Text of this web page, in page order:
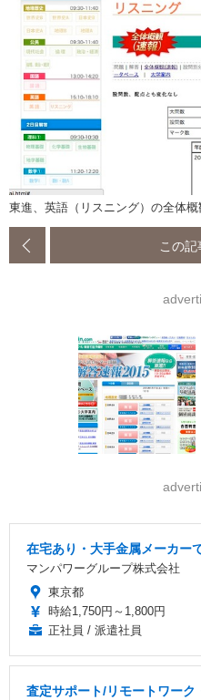
東進、英語（リスニング）の全体概
この記
在宅あり・大手金属メーカー
マンパワーグループ株式会社
東京都
時給1,750円～1,800円
正社員 / 派遣社員
査定サポート/リモートワー